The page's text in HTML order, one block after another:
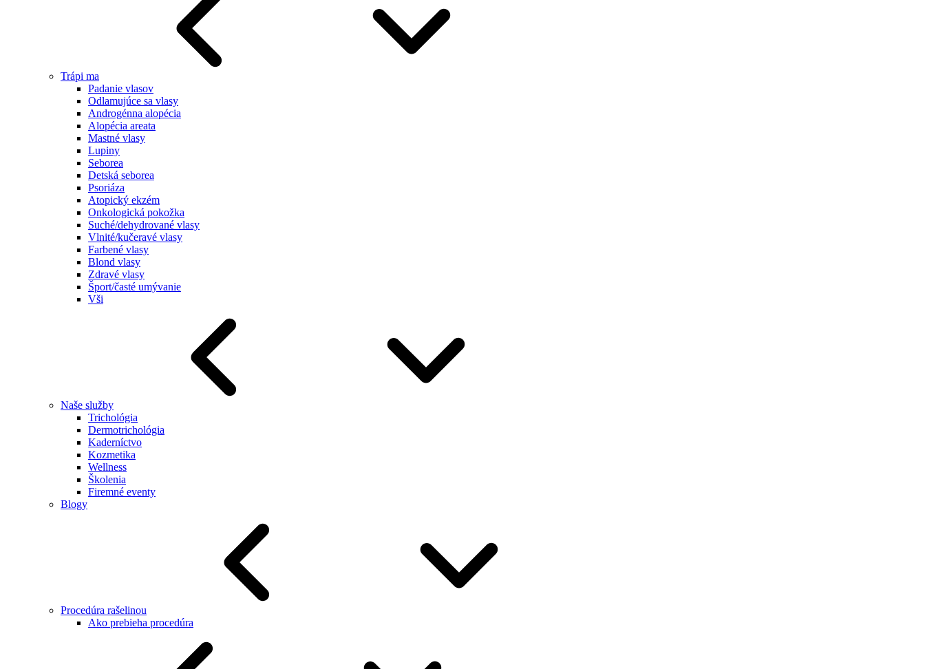
Trápi ma
Padanie vlasov
Odlamujúce sa vlasy
Androgénna alopécia
Alopécia areata
Mastné vlasy
Lupiny
Seborea
Detská seborea
Psoriáza
Atopický ekzém
Onkologická pokožka
Suché/dehydrované vlasy
Vlnité/kučeravé vlasy
Farbené vlasy
Blond vlasy
Zdravé vlasy
Šport/časté umývanie
Vši
Naše služby
Trichológia
Dermotrichológia
Kaderníctvo
Kozmetika
Wellness
Školenia
Firemné eventy
Blogy
Procedúra rašelinou
Ako prebieha procedúra